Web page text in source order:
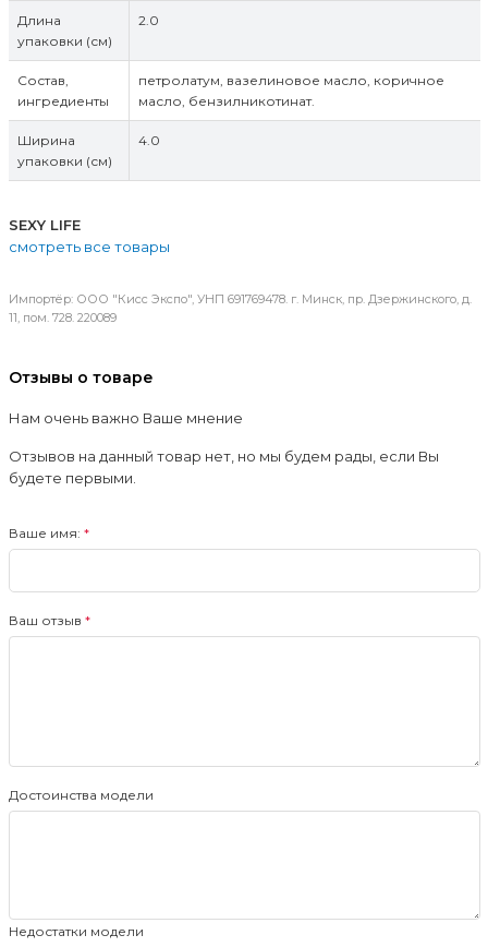
Длина
упаковки (см)
2.0
Состав,
ингредиенты
петролатум, вазелиновое масло, коричное
масло, бензилникотинат.
Ширина
упаковки (см)
4.0
SEXY LIFE
смотреть все товары
Импортёр: ООО "Кисс Экспо", УНП 691769478. г. Минск, пр. Дзержинского, д.
11, пом. 728. 220089
Отзывы о товаре
Нам очень важно Ваше мнение
Отзывов на данный товар нет, но мы будем рады, если Вы
будете первыми.
Ваше имя:
Ваш отзыв
Достоинства модели
Недостатки модели